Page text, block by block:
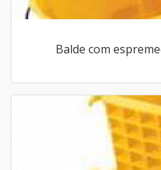
Balde com